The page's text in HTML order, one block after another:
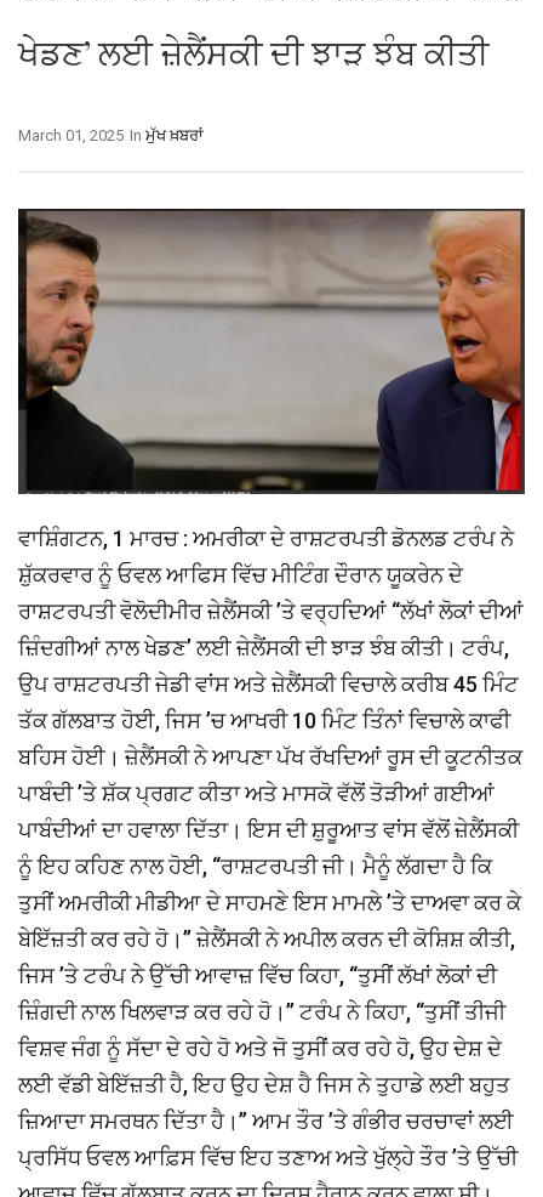
ਖੇਡਣ’ ਲਈ ਜ਼ੇਲੈਂਸਕੀ ਦੀ ਝਾੜ ਝੰਬ ਕੀਤੀ
In ਮੁੱਖ ਖ਼ਬਰਾਂ
March 01, 2025
ਵਾਸ਼ਿੰਗਟਨ, 1 ਮਾਰਚ : ਅਮਰੀਕਾ ਦੇ ਰਾਸ਼ਟਰਪਤੀ ਡੋਨਲਡ ਟਰੰਪ ਨੇ
ਸ਼ੁੱਕਰਵਾਰ ਨੂੰ ਓਵਲ ਆਫਿਸ ਵਿੱਚ ਮੀਟਿੰਗ ਦੌਰਾਨ ਯੂਕਰੇਨ ਦੇ
ਰਾਸ਼ਟਰਪਤੀ ਵੋਲੋਦੀਮੀਰ ਜ਼ੇਲੈਂਸਕੀ ’ਤੇ ਵਰ੍ਹਦਿਆਂ ‘‘ਲੱਖਾਂ ਲੋਕਾਂ ਦੀਆਂ
ਜ਼ਿੰਦਗੀਆਂ ਨਾਲ ਖੇਡਣ’ ਲਈ ਜ਼ੇਲੈਂਸਕੀ ਦੀ ਝਾੜ ਝੰਬ ਕੀਤੀ। ਟਰੰਪ,
ਉਪ ਰਾਸ਼ਟਰਪਤੀ ਜੇਡੀ ਵਾਂਸ ਅਤੇ ਜ਼ੇਲੈਂਸਕੀ ਵਿਚਾਲੇ ਕਰੀਬ 45 ਮਿੰਟ
ਤੱਕ ਗੱਲਬਾਤ ਹੋਈ, ਜਿਸ ’ਚ ਆਖਰੀ 10 ਮਿੰਟ ਤਿੰਨਾਂ ਵਿਚਾਲੇ ਕਾਫੀ
ਬਹਿਸ ਹੋਈ। ਜ਼ੇਲੈਂਸਕੀ ਨੇ ਆਪਣਾ ਪੱਖ ਰੱਖਦਿਆਂ ਰੂਸ ਦੀ ਕੂਟਨੀਤਕ
ਪਾਬੰਦੀ ’ਤੇ ਸ਼ੱਕ ਪ੍ਰਗਟ ਕੀਤਾ ਅਤੇ ਮਾਸਕੋ ਵੱਲੋਂ ਤੋੜੀਆਂ ਗਈਆਂ
ਪਾਬੰਦੀਆਂ ਦਾ ਹਵਾਲਾ ਦਿੱਤਾ। ਇਸ ਦੀ ਸ਼ੁਰੂਆਤ ਵਾਂਸ ਵੱਲੋਂ ਜ਼ੇਲੈਂਸਕੀ
ਨੂੰ ਇਹ ਕਹਿਣ ਨਾਲ ਹੋਈ, ‘‘ਰਾਸ਼ਟਰਪਤੀ ਜੀ। ਮੈਨੂੰ ਲੱਗਦਾ ਹੈ ਕਿ
ਤੁਸੀਂ ਅਮਰੀਕੀ ਮੀਡੀਆ ਦੇ ਸਾਹਮਣੇ ਇਸ ਮਾਮਲੇ ’ਤੇ ਦਾਅਵਾ ਕਰ ਕੇ
ਬੇਇੱਜ਼ਤੀ ਕਰ ਰਹੇ ਹੋ।’’ ਜ਼ੇਲੈਂਸਕੀ ਨੇ ਅਪੀਲ ਕਰਨ ਦੀ ਕੋਸ਼ਿਸ਼ ਕੀਤੀ,
ਜਿਸ ’ਤੇ ਟਰੰਪ ਨੇ ਉੱਚੀ ਆਵਾਜ਼ ਵਿੱਚ ਕਿਹਾ, ‘‘ਤੁਸੀਂ ਲੱਖਾਂ ਲੋਕਾਂ ਦੀ
ਜ਼ਿੰਗਦੀ ਨਾਲ ਖਿਲਵਾੜ ਕਰ ਰਹੇ ਹੋ।’’ ਟਰੰਪ ਨੇ ਕਿਹਾ, ‘‘ਤੁਸੀਂ ਤੀਜੀ
ਵਿਸ਼ਵ ਜੰਗ ਨੂੰ ਸੱਦਾ ਦੇ ਰਹੇ ਹੋ ਅਤੇ ਜੋ ਤੁਸੀਂ ਕਰ ਰਹੇ ਹੋ, ਉਹ ਦੇਸ਼ ਦੇ
ਲਈ ਵੱਡੀ ਬੇਇੱਜ਼ਤੀ ਹੈ, ਇਹ ਉਹ ਦੇਸ਼ ਹੈ ਜਿਸ ਨੇ ਤੁਹਾਡੇ ਲਈ ਬਹੁਤ
ਜ਼ਿਆਦਾ ਸਮਰਥਨ ਦਿੱਤਾ ਹੈ।’’ ਆਮ ਤੌਰ ’ਤੇ ਗੰਭੀਰ ਚਰਚਾਵਾਂ ਲਈ
ਪ੍ਰਸਿੱਧ ਓਵਲ ਆਫ਼ਿਸ ਵਿੱਚ ਇਹ ਤਣਾਅ ਅਤੇ ਖੁੱਲ੍ਹੇ ਤੌਰ ’ਤੇ ਉੱਚੀ